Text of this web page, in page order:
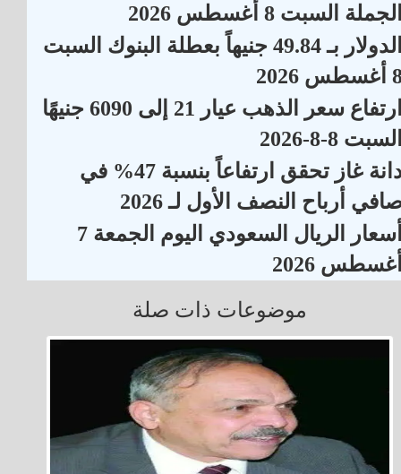
السبت 8 أغسطس 2026
الدولار بـ 49.84 جنيهاً بعطلة البنوك السبت
2026
ارتفاع سعر الذهب عيار 21 إلى 6090 جنيهًا
8-8-2026
دانة غاز تحقق ارتفاعاً بنسبة 47% في
أرباح النصف الأول لـ 2026
أسعار الريال السعودي اليوم الجمعة 7
2026
موضوعات ذات صلة